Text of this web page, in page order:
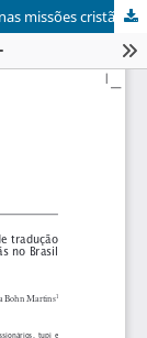
Análise do processo de tradução intercultural nas missões cristãs no Brasil